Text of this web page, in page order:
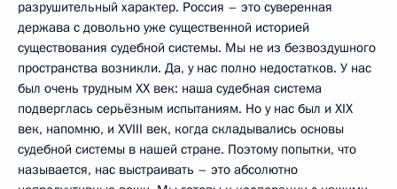
разрушительный характер. Россия – это суверенная
держава с довольно уже существенной историей
существования судебной системы. Мы не из безвоздушного
пространства возникли. Да, у нас полно недостатков. У нас
был очень трудным XX век: наша судебная система
подверглась серьёзным испытаниям. Но у нас был и XIX
век, напомню, и XVIII век, когда складывались основы
судебной системы в нашей стране. Поэтому попытки, что
называется, нас выстраивать – это абсолютно